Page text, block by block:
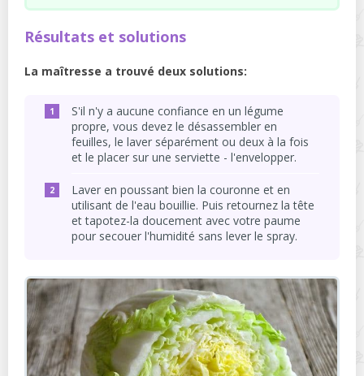
Résultats et solutions
La maîtresse a trouvé deux solutions:
S'il n'y a aucune confiance en un légume
propre, vous devez le désassembler en
feuilles, le laver séparément ou deux à la fois
et le placer sur une serviette - l'envelopper.
Laver en poussant bien la couronne et en
utilisant de l'eau bouillie. Puis retournez la tête
et tapotez-la doucement avec votre paume
pour secouer l'humidité sans lever le spray.